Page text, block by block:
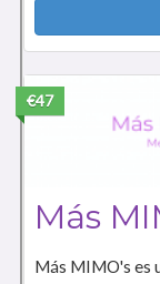
€47
Más
Más MIMO's es